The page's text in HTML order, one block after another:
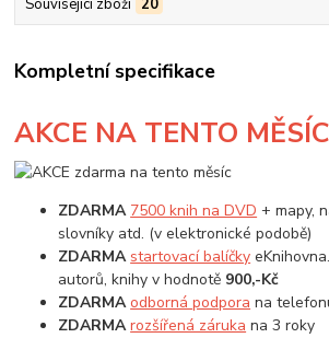
Související zboží 20
Kompletní specifikace
AKCE NA TENTO
ZDARMA 7500 knih na DVD + mapy,
slovníky atd. (v elektronické podobě)
ZDARMA startovací balíčky
autorů, knihy v hodnotě 900,-Kč
ZDARMA odborná podpora na
ZDARMA rozšířená záruka na 3 roky